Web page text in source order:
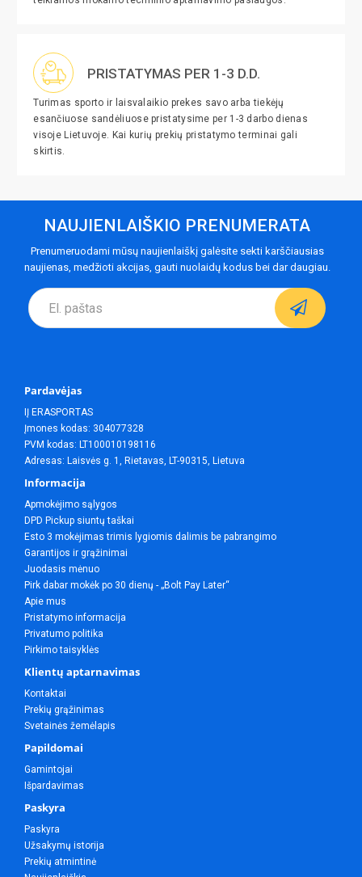
PRISTATYMAS PER 1-3 D.D.
Turimas sporto ir laisvalaikio prekes savo arba tiekėjų
esančiuose sandėliuose pristatysime per 1-3 darbo dienas
visoje Lietuvoje. Kai kurių prekių pristatymo terminai gali
skirtis.
NAUJIENLAIŠKIO PRENUMERATA
Prenumeruodami mūsų naujienlaiškį galėsite sekti karščiausias
naujienas, medžioti akcijas, gauti nuolaidų kodus bei dar daugiau.
Pardavėjas
IĮ ERASPORTAS
Įmones kodas: 304077328
PVM kodas: LT100010198116
Adresas: Laisvės g. 1, Rietavas, LT-90315, Lietuva
Informacija
Apmokėjimo sąlygos
DPD Pickup siuntų taškai
Esto 3 mokėjimas trimis lygiomis dalimis be pabrangimo
Garantijos ir grąžinimai
Juodasis mėnuo
Pirk dabar mokėk po 30 dienų - „Bolt Pay Later“
Apie mus
Pristatymo informacija
Privatumo politika
Pirkimo taisyklės
Klientų aptarnavimas
Kontaktai
Prekių grąžinimas
Svetainės žemėlapis
Papildomai
Gamintojai
Išpardavimas
Paskyra
Paskyra
Užsakymų istorija
Prekių atmintinė